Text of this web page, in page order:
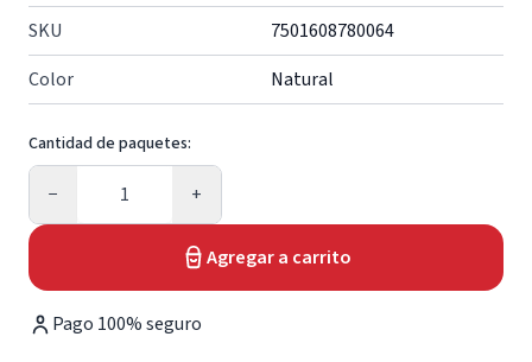
SKU
7501608780064
Color
Natural
Cantidad de paquetes:
−
Cantidad
+
Agregar a carrito
Pago 100% seguro